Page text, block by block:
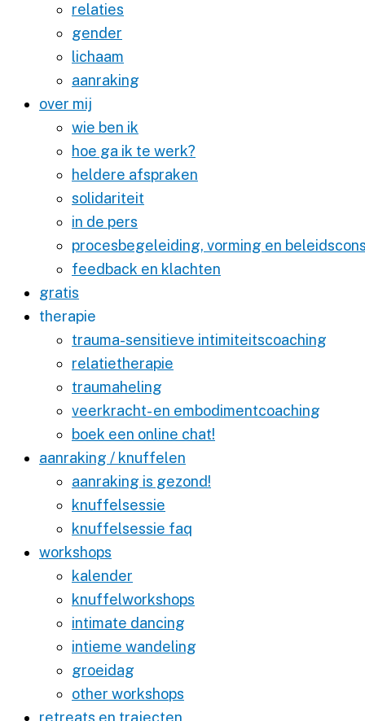
relaties
gender
lichaam
aanraking
over mij
wie ben ik
hoe ga ik te werk?
heldere afspraken
solidariteit
in de pers
procesbegeleiding, vorming en
feedback en klachten
gratis
therapie
trauma-sensitieve intimiteitscoaching
relatietherapie
traumaheling
veerkracht- en embodimentcoaching
boek een online chat!
aanraking / knuffelen
aanraking is gezond!
knuffelsessie
knuffelsessie faq
workshops
kalender
knuffelworkshops
intimate dancing
intieme wandeling
groeidag
other workshops
retreats en trajecten